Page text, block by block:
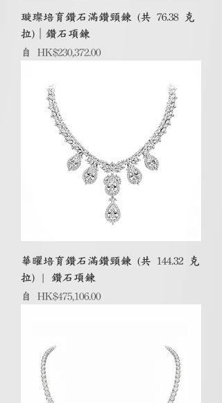
璇璨培育鑽石滿鑽頸鍊 (共 76.38 克
拉)｜鑽石項鍊
自 HK$230,372.00
促銷價格
華曜培育鑽石滿鑽頸鍊 (共 144.32 克
拉) | 鑽石項鍊
自 HK$475,106.00
促銷價格